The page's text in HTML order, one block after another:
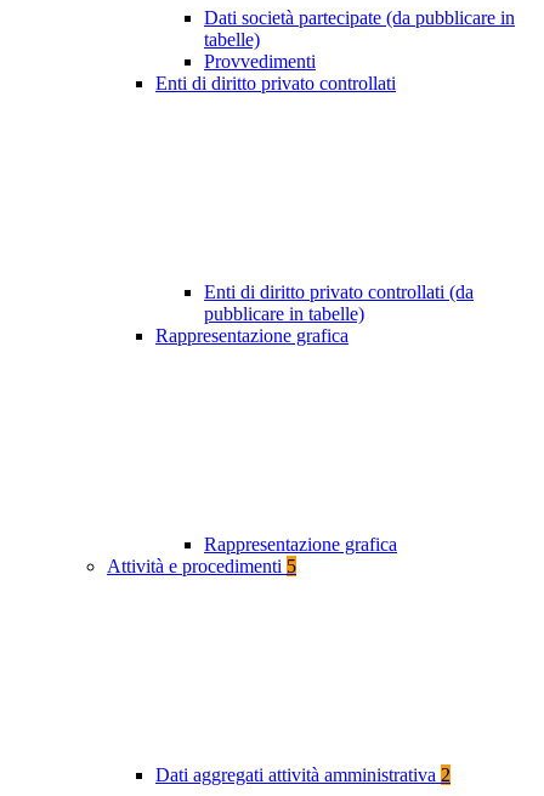
Dati società partecipate (da pubblicare in
tabelle)
Provvedimenti
Enti di diritto privato controllati
Enti di diritto privato controllati (da
pubblicare in tabelle)
Rappresentazione grafica
Rappresentazione grafica
Attività e procedimenti 5
Dati aggregati attività amministrativa 2